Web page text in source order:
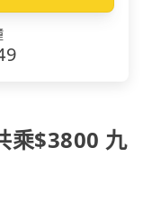
乘$3800 九